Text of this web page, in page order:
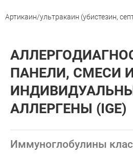
Артикаин/ультракаин (убистезин,
ПАНЕЛИ, СМЕСИ
АЛЛЕРГЕНЫ (IGE)
Иммуноглобулины